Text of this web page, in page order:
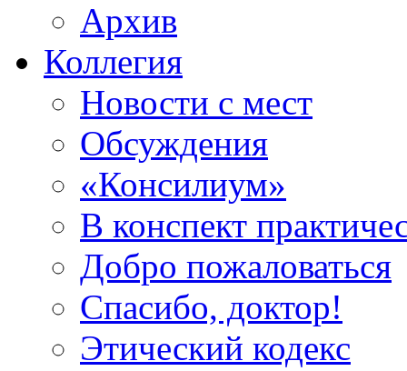
Архив
Коллегия
Новости с мест
Обсуждения
«Консилиум»
В конспект
Добро пожаловаться
Спасибо, доктор!
Этический кодекс